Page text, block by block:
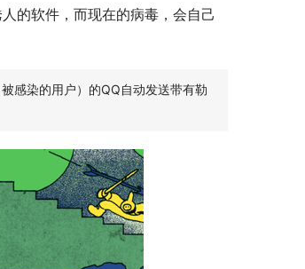
的软件，而现在的病毒，会自己
感染的用户）的QQ自动发送带有勒